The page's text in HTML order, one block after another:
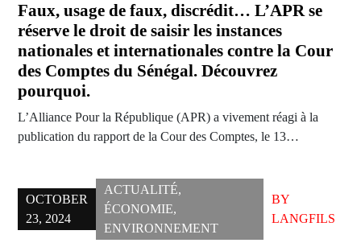
Faux, usage de faux, discrédit… L’APR se
réserve le droit de saisir les instances
nationales et internationales contre la Cour
des Comptes du Sénégal. Découvrez
pourquoi.
L’Alliance Pour la République (APR) a vivement réagi à la
publication du rapport de la Cour des Comptes, le 13…
OCTOBER
23, 2024
ACTUALITÉ,
ÉCONOMIE,
ENVIRONNEMENT
BY
LANGFILS